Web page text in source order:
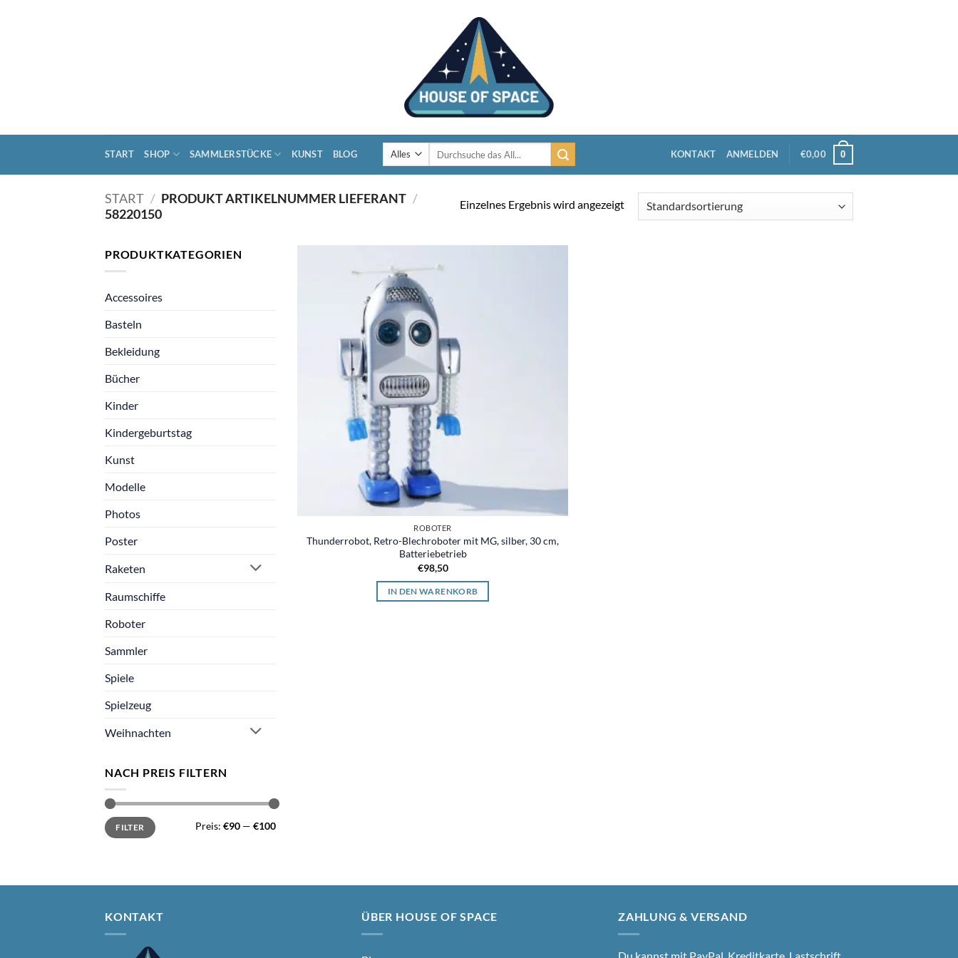
START SHOP SAMMLERSTÜCKE KUNST BLOG
Suchen
nach:
KONTAKT ANMELDEN €0,00 0
START / PRODUKT ARTIKELNUMMER LIEFERANT /
58220150
Einzelnes Ergebnis wird angezeigt
PRODUKTKATEGORIEN
Accessoires
Basteln
Bekleidung
Bücher
Kinder
Kindergeburtstag
Kunst
Modelle
Photos
Poster
Raketen
Raumschiffe
Roboter
Sammler
Spiele
Spielzeug
Weihnachten
NACH PREIS FILTERN
Min.
Preis
Max.
PreisFILTER Preis: €90 — €100
ROBOTER
Thunderrobot, Retro-Blechroboter mit MG, silber, 30 cm,
Batteriebetrieb
€98,50
IN DEN WARENKORB
KONTAKT ÜBER HOUSE OF SPACE ZAHLUNG & VERSAND